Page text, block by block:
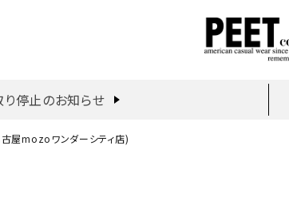
停止のお知らせ
屋mozoワンダーシティ店)